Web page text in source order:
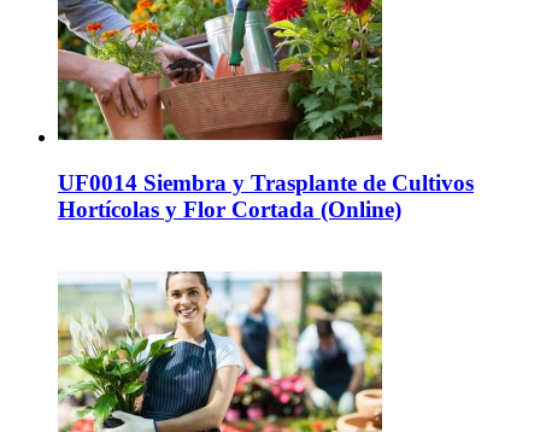
UF0014 Siembra y Trasplante de Cultivos
Hortícolas y Flor Cortada (Online)